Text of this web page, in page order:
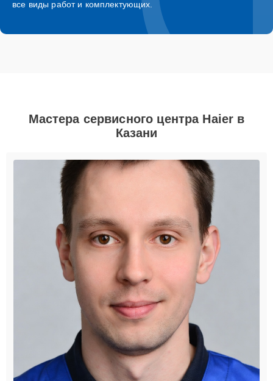
все виды работ и комплектующих.
Мастера сервисного центра Haier в
Казани